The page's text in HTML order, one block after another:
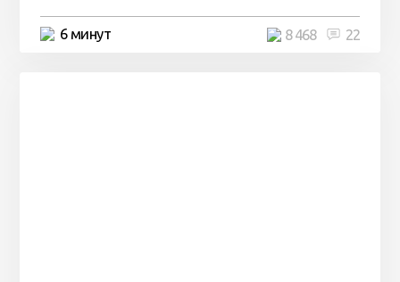
6 минут 22
8 468